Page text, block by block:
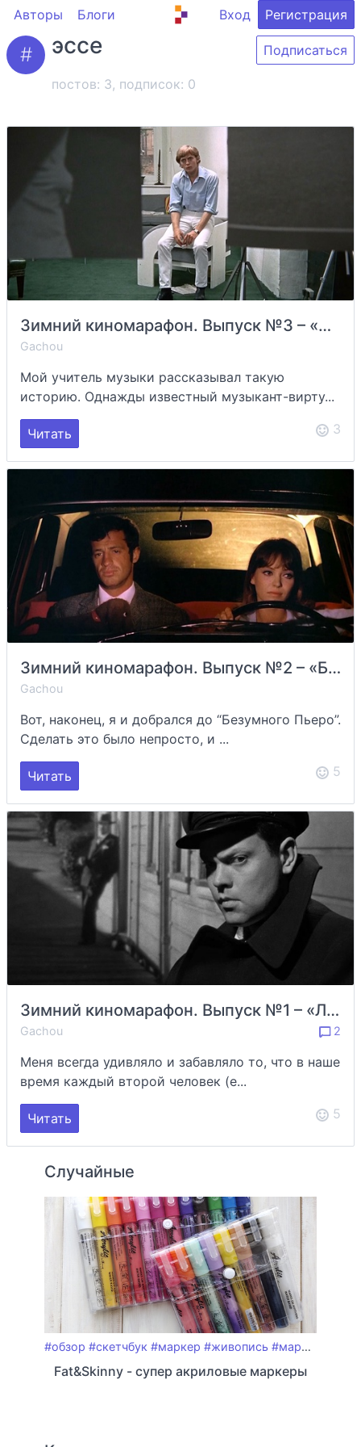
Авторы Блоги Вход Регистрация
эссе
постов: 3, подписок: 0
Подписаться
Зимний киномарафон. Выпуск №3 – «Фотоувеличение» / Blow-up (Микеланджело Антониони; 1966)
Gachou
Мой учитель музыки рассказывал такую
историю. Однажды известный музыкант-вирту...
Читать 3
Зимний киномарафон. Выпуск №2 – «Безумный Пьеро» / Pierrot le fou (Жан-Люк Годар; 1965)
Gachou
Вот, наконец, я и добрался до “Безумного Пьеро”.
Сделать это было непросто, и ...
Читать 5
Зимний киномарафон. Выпуск №1 – «Леди из Шанхая» / The Lady from Shanghai (Орсон Уэллс; 1947)
Gachou 2
Меня всегда удивляло и забавляло то, что в наше
время каждый второй человек (е...
Читать 5
Случайные
#обзор #скетчбук #маркер #живопись #маркеры
Fat&Skinny - супер акриловые маркеры